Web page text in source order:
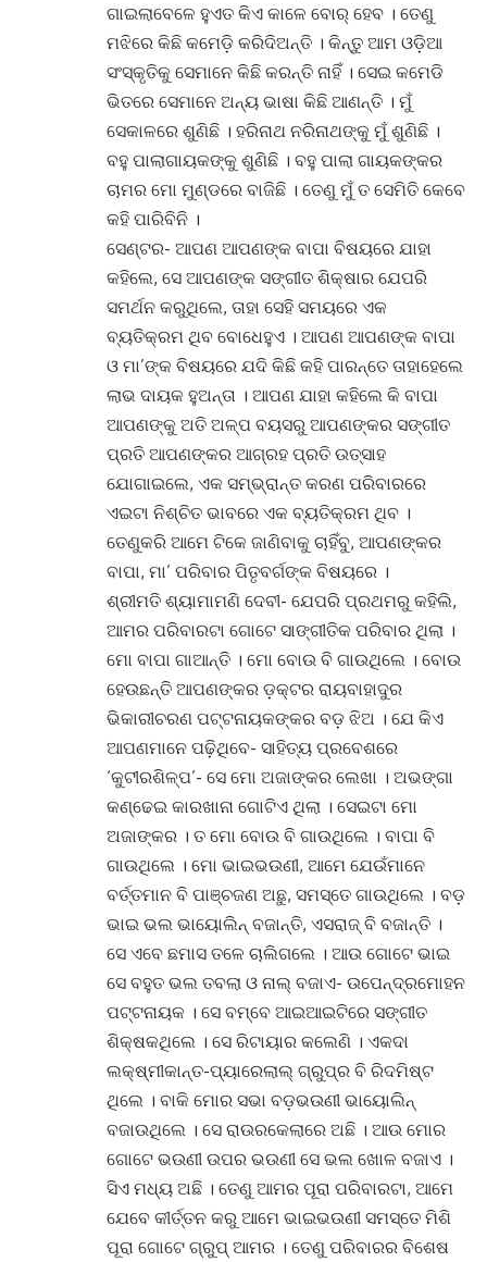
ଗାଇଲାବେଳେ ହୁଏତ କିଏ କାଳେ ବୋର୍ ହେବ । ତେଣୁ
ମଝିରେ କିଛି କମେଡ଼ି କରିଦିଅନ୍ତି । କିନ୍ତୁ ଆମ ଓଡ଼ିଆ
ସଂସ୍କୃତିକୁ ସେମାନେ କିଛି କରନ୍ତି ନାହିଁ । ସେଇ କମେଡି
ଭିତରେ ସେମାନେ ଅନ୍ୟ ଭାଷା କିଛି ଆଣନ୍ତି । ମୁଁ
ସେକାଳରେ ଶୁଣିଛି । ହରିନାଥ ନରିନାଥଙ୍କୁ ମୁଁ ଶୁଣିଛି ।
ବହୁ ପାଲାଗାୟକଙ୍କୁ ଶୁଣିଛି । ବହୁ ପାଲା ଗାୟକଙ୍କର
ଚାମର ମୋ ମୁଣ୍ଡରେ ବାଜିଛି । ତେଣୁ ମୁଁ ତ ସେମିତି କେବେ
କହି ପାରିବିନି ।
ସେଣ୍ଟର- ଆପଣ ଆପଣଙ୍କ ବାପା ବିଷୟରେ ଯାହା
କହିଲେ, ସେ ଆପଣଙ୍କ ସଙ୍ଗୀତ ଶିକ୍ଷାର ଯେପରି
ସମର୍ଥନ କରୁଥିଲେ, ତାହା ସେହି ସମୟରେ ଏକ
ବ୍ୟତିକ୍ରମ ଥିବ ବୋଧେହୁଏ । ଆପଣ ଆପଣଙ୍କ ବାପା
ଓ ମା’ଙ୍କ ବିଷୟରେ ଯଦି କିଛି କହି ପାରନ୍ତେ ତାହାହେଲେ
ଲାଭ ଦାୟକ ହୁଅନ୍ତା । ଆପଣ ଯାହା କହିଲେ କି ବାପା
ଆପଣଙ୍କୁ ଅତି ଅଳ୍ପ ବୟସରୁ ଆପଣଙ୍କର ସଙ୍ଗୀତ
ପ୍ରତି ଆପଣଙ୍କର ଆଗ୍ରହ ପ୍ରତି ଉତ୍ସାହ
ଯୋଗାଇଲେ, ଏକ ସମ୍ଭ୍ରାନ୍ତ କରଣ ପରିବାରରେ
ଏଇଟା ନିଶ୍ଚିତ ଭାବରେ ଏକ ବ୍ୟତିକ୍ରମ ଥିବ ।
ତେଣୁକରି ଆମେ ଟିକେ ଜାଣିବାକୁ ଚାହିଁବୁ, ଆପଣଙ୍କର
ବାପା, ମା’ ପରିବାର ପିତୃବର୍ଗଙ୍କ ବିଷୟରେ ।
ଶ୍ରୀମତି ଶ୍ୟାମାମଣି ଦେବୀ- ଯେପରି ପ୍ରଥମରୁ କହିଲି,
ଆମର ପରିବାରଟା ଗୋଟେ ସାଙ୍ଗୀତିକ ପରିବାର ଥିଲା ।
ମୋ ବାପା ଗାଆନ୍ତି । ମୋ ବୋଉ ବି ଗାଉଥିଲେ । ବୋଉ
ହେଉଛନ୍ତି ଆପଣଙ୍କର ଡ଼କ୍ଟର ରାୟବାହାଦୁର
ଭିକାରୀଚରଣ ପଟ୍ଟନାୟକଙ୍କର ବଡ଼ ଝିଅ । ଯେ କିଏ
ଆପଣମାନେ ପଢ଼ିଥିବେ- ସାହିତ୍ୟ ପ୍ରବେଶରେ
‘କୁଟୀରଶିଳ୍ପ’- ସେ ମୋ ଅଜାଙ୍କର ଲେଖା । ଅଭଙ୍ଗା
କଣ୍ଢେଇ କାରଖାନା ଗୋଟିଏ ଥିଲା । ସେଇଟା ମୋ
ଅଜାଙ୍କର । ତ ମୋ ବୋଉ ବି ଗାଉଥିଲେ । ବାପା ବି
ଗାଉଥିଲେ । ମୋ ଭାଇଭଉଣୀ, ଆମେ ଯେଉଁମାନେ
ବର୍ତ୍ତମାନ ବି ପାଞ୍ଚଜଣ ଅଛୁ, ସମସ୍ତେ ଗାଉଥିଲେ । ବଡ଼
ଭାଇ ଭଲ ଭାୟୋଲିନ୍ ବଜାନ୍ତି, ଏସରାଜ୍ ବି ବଜାନ୍ତି ।
ସେ ଏବେ ଛମାସ ତଳେ ଚାଲିଗଲେ । ଆଉ ଗୋଟେ ଭାଇ
ସେ ବହୁତ ଭଲ ତବଲା ଓ ନାଲ୍ ବଜାଏ- ଉପେନ୍ଦ୍ରମୋହନ
ପଟ୍ଟନାୟକ । ସେ ବମ୍ବେ ଆଇଆଇଟିରେ ସଙ୍ଗୀତ
ଶିକ୍ଷକଥିଲେ । ସେ ରିଟାୟାର କଲେଣି । ଏକଦା
ଲକ୍ଷ୍ମୀକାନ୍ତ-ପ୍ୟାରେଲାଲ୍ ଗ୍ରୁପ୍ର ବି ରିଦମିଷ୍ଟ
ଥିଲେ । ବାକି ମୋର ସଭା ବଡ଼ଭଉଣୀ ଭାୟୋଲିନ୍
ବଜାଉଥିଲେ । ସେ ରାଉରକେଲାରେ ଅଛି । ଆଉ ମୋର
ଗୋଟେ ଭଉଣୀ ଉପର ଭଉଣୀ ସେ ଭଲ ଖୋଳ ବଜାଏ ।
ସିଏ ମଧ୍ୟ ଅଛି । ତେଣୁ ଆମର ପୂରା ପରିବାରଟା, ଆମେ
ଯେବେ କୀର୍ତ୍ତନ କରୁ ଆମେ ଭାଇଭଉଣୀ ସମସ୍ତେ ମିଶି
ପୂରା ଗୋଟେ ଗ୍ରୁପ୍ ଆମର । ତେଣୁ ପରିବାରର ବିଶେଷ